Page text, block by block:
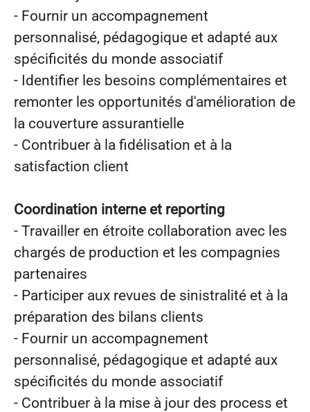
- Fournir un accompagnement
personnalisé, pédagogique et adapté aux
spécificités du monde associatif
- Identifier les besoins complémentaires et
remonter les opportunités d'amélioration de
la couverture assurantielle
- Contribuer à la fidélisation et à la
satisfaction client
Coordination interne et reporting
- Travailler en étroite collaboration avec les
chargés de production et les compagnies
partenaires
- Participer aux revues de sinistralité et à la
préparation des bilans clients
- Fournir un accompagnement
personnalisé, pédagogique et adapté aux
spécificités du monde associatif
- Contribuer à la mise à jour des process et